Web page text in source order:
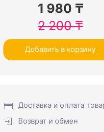
1 980 ₸
2 200₸
Добавить в корзину
Доставка и оплата
Возврат и обмен